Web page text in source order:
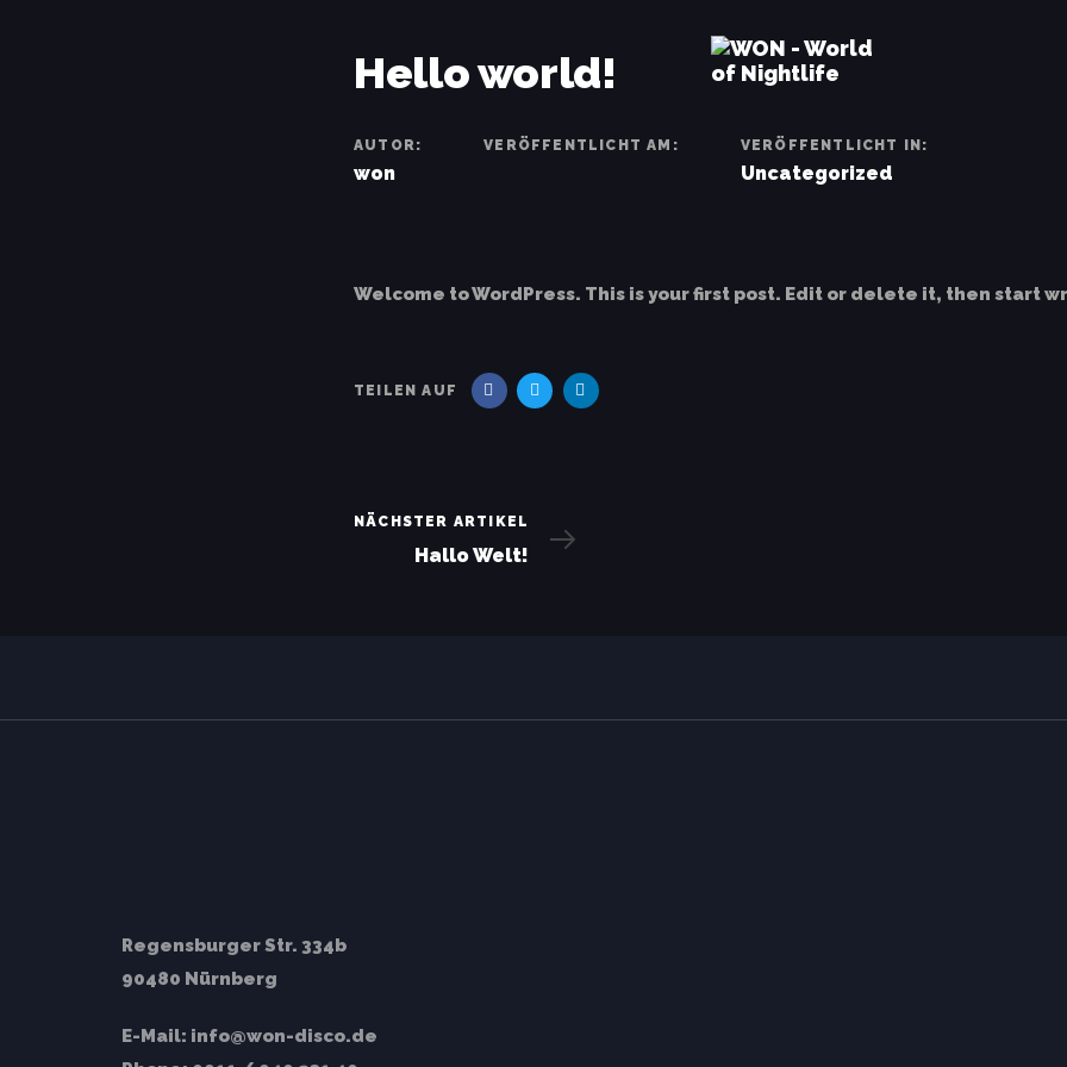
Hello world!
AUTOR:
won
VERÖFFENTLICHT AM: VERÖFFENTLICHT IN:
Uncategorized
Welcome to WordPress. This is your first post. Edit or delete it, then start
TEILEN AUF
Beitragsnavigation
Nächster
Artikel
NÄCHSTER ARTIKEL
Hallo Welt!
Regensburger Str. 334b
90480 Nürnberg
E-Mail: info@won-disco.de